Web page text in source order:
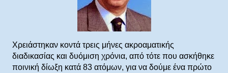
Χρειάστηκαν κοντά τρεις μήνες ακροαματικής
διαδικασίας και δυόμιση χρόνια, από τότε που ασκήθηκε
ποινική δίωξη κατά 83 ατόμων, για να δούμε ένα πρώτο